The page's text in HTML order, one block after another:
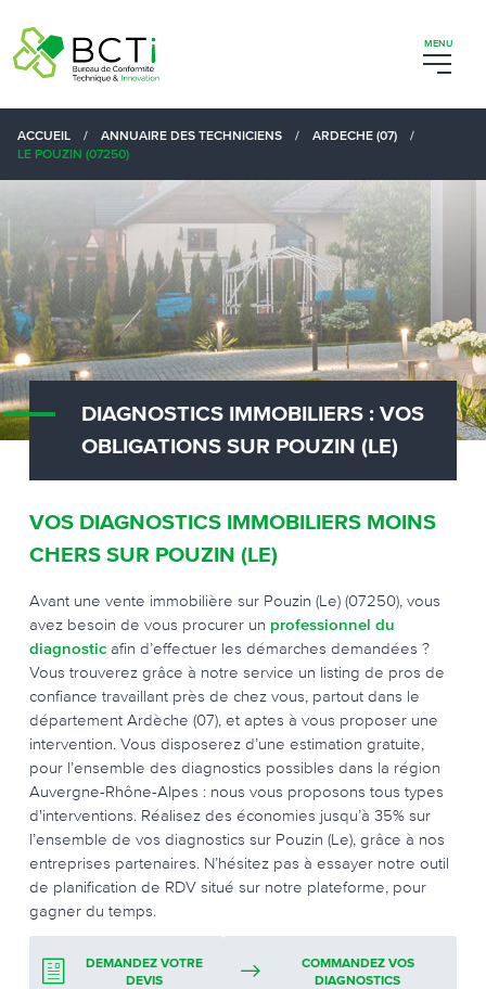
ACCUEIL / ANNUAIRE DES TECHNICIENS / ARDECHE (07)
/
LE POUZIN (07250)
DIAGNOSTICS IMMOBILIERS : VOS
OBLIGATIONS SUR POUZIN (LE)
VOS DIAGNOSTICS IMMOBILIERS MOINS
CHERS SUR POUZIN (LE)
Avant une vente immobilière sur Pouzin (Le) (07250), vous
avez besoin de vous procurer un professionnel du
diagnostic afin d’effectuer les démarches demandées ?
Vous trouverez grâce à notre service un listing de pros de
confiance travaillant près de chez vous, partout dans le
département Ardèche (07), et aptes à vous proposer une
intervention. Vous disposerez d’une estimation gratuite,
pour l’ensemble des diagnostics possibles dans la région
Auvergne-Rhône-Alpes : nous vous proposons tous types
d'interventions. Réalisez des économies jusqu’à 35% sur
l’ensemble de vos diagnostics sur Pouzin (Le), grâce à nos
entreprises partenaires. N’hésitez pas à essayer notre outil
de planification de RDV situé sur notre plateforme, pour
gagner du temps.
DEMANDEZ VOTRE
DEVIS
COMMANDEZ VOS
DIAGNOSTICS